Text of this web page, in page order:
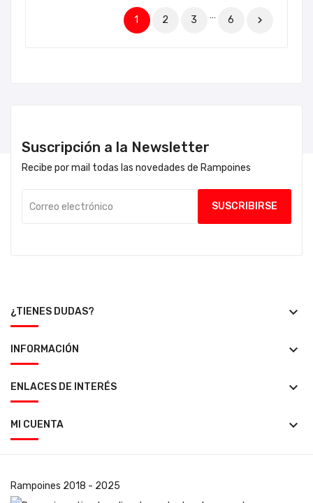
1 2 3 … 6 
Suscripción a la Newsletter
Recibe por mail todas las novedades de Rampoines
¿TIENES DUDAS? keyboard_arrow_down
INFORMACIÓN keyboard_arrow_down
ENLACES DE INTERÉS keyboard_arrow_down
MI CUENTA keyboard_arrow_down
Rampoines 2018 - 2025